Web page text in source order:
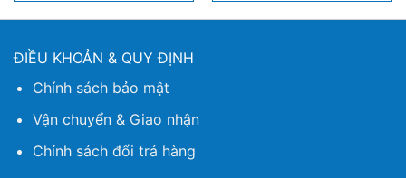
ĐIỀU KHOẢN & QUY ĐỊNH
Chính sách bảo mật
Vận chuyển & Giao nhận
Chính sách đổi trả hàng